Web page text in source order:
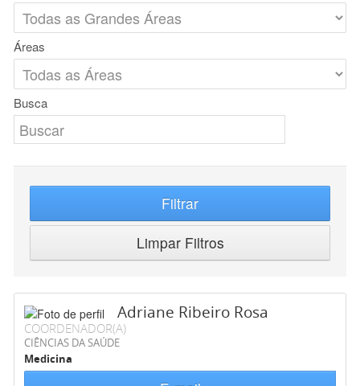
Áreas
Busca
Filtrar
Limpar Filtros
Adriane Ribeiro Rosa
COORDENADOR(A)
CIÊNCIAS DA SAÚDE
Medicina